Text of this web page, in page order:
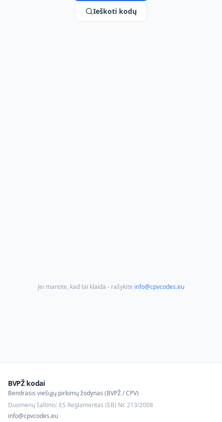
Ieškoti kodų
Jei manote, kad tai klaida - rašykite info@cpvcodes.eu
BVPŽ kodai
Bendrasis viešųjų pirkimų žodynas (BVPŽ / CPV)
Duomenų šaltinis: ES Reglamentas (EB) Nr. 213/2008
info@cpvcodes.eu